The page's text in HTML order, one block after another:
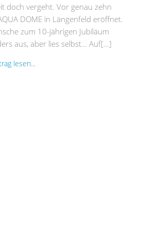
doch vergeht. Vor genau zehn
DOME in Längenfeld eröffnet.
zum 10-jährigen Jubiläum
aus, aber lies selbst… Auf[…]
lesen...